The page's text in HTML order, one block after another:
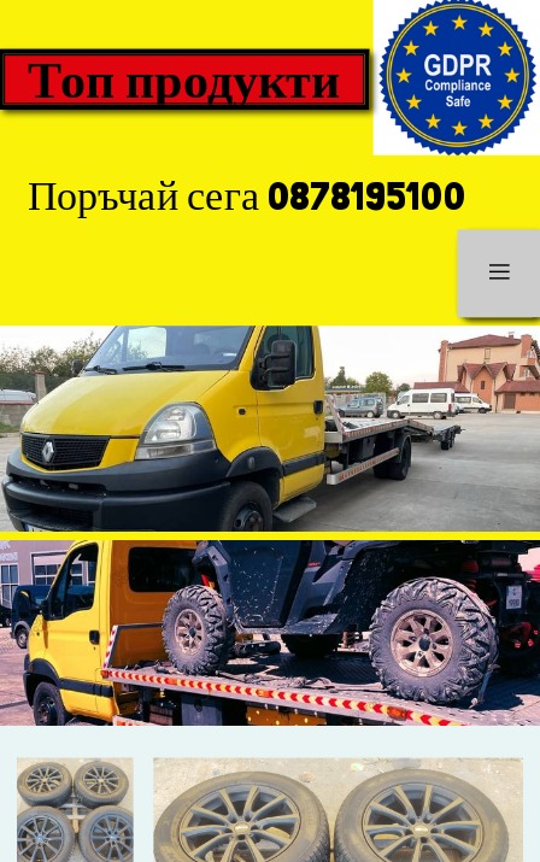
Поръчай сега 0878195100
Топ продукти